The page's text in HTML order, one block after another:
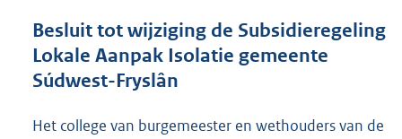
r
o
Besluit tot wijziging de Subsidieregeling
Lokale Aanpak Isolatie gemeente
Súdwest-Fryslân
Het college van burgemeester en wethouders van de